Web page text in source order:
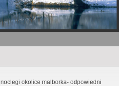
noclegi okolice malborka- odpowiedni